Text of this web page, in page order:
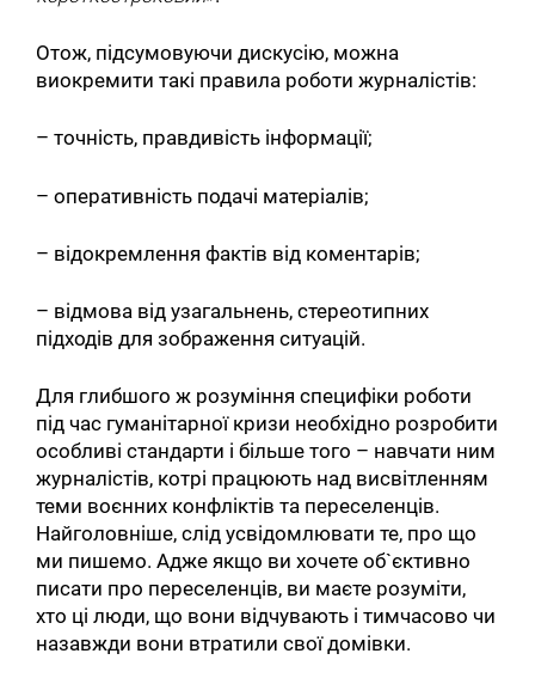
Отож, підсумовуючи дискусію, можна
виокремити такі правила роботи журналістів:
– точніcть, правдивість інформації;
– оперативність подачі матеріалів;
– відокремлення фактів від коментарів;
– відмова від узагальнень, стереотипних
підходів для зображення ситуацій.
Для глибшого ж розуміння специфіки роботи
під час гуманітарної кризи необхідно розробити
особливі стандарти і більше того – навчати ним
журналістів, котрі працюють над висвітленням
теми воєнних конфліктів та переселенців.
Найголовніше, слід усвідомлювати те, про що
ми пишемо. Адже якщо ви хочете об`єктивно
писати про переселенців, ви маєте розуміти,
хто ці люди, що вони відчувають і тимчасово чи
назавжди вони втратили свої домівки.